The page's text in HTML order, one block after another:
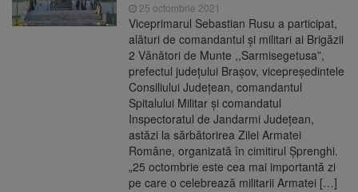
25 octombrie 2021
Viceprimarul Sebastian Rusu a participat,
alături de comandantul și militari ai Brigăzii
2 Vânători de Munte ,,Sarmisegetusa”,
prefectul județului Brașov, vicepreședintele
Consiliului Județean, comandantul
Spitalului Militar și comandatul
Inspectoratul de Jandarmi Județean,
astăzi la sărbătorirea Zilei Armatei
Române, organizată în cimitirul Șprenghi.
„25 octombrie este cea mai importantă zi
pe care o celebrează militarii Armatei […]